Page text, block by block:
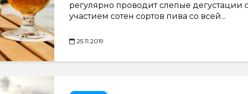
регулярно проводит слепые дегустации
участием сотен сортов пива со всей...
25.11.2019